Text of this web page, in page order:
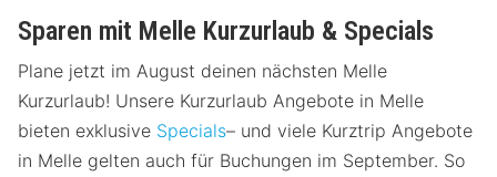
Sparen mit Melle Kurzurlaub & Specials
Plane jetzt im August deinen nächsten Melle
Kurzurlaub! Unsere Kurzurlaub Angebote in Melle
bieten exklusive Specials– und viele Kurztrip Angebote
in Melle gelten auch für Buchungen im September. So